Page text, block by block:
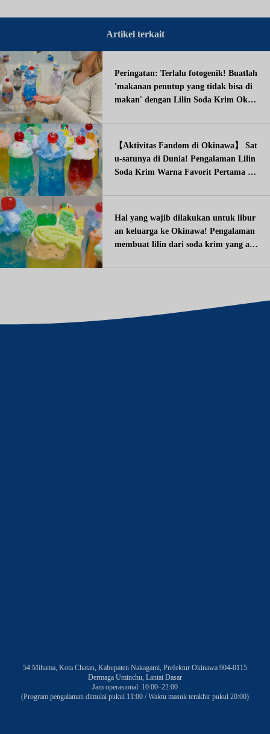
Artikel terkait
Peringatan: Terlalu fotogenik! Buatlah
'makanan penutup yang tidak bisa di
makan' dengan Lilin Soda Krim Okin
【Aktivitas Fandom di Okinawa】 Sat
u-satunya di Dunia! Pengalaman Lilin
Soda Krim Warna Favorit Pertama di
Hal yang wajib dilakukan untuk libur
an keluarga ke Okinawa! Pengalaman
membuat lilin dari soda krim yang ak
54 Mihama, Kota Chatan, Kabupaten Nakagami, Prefektur Okinawa 904-0115
Dermaga Uminchu, Lantai Dasar
Jam operasional: 10:00–22:00
(Program pengalaman dimulai pukul 11:00 / Waktu masuk terakhir pukul 20:00)